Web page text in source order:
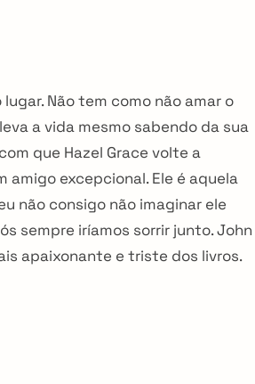
Não tem como não amar o
a vida mesmo sabendo da sua
que Hazel Grace volte a
amigo excepcional. Ele é aquela
não consigo não imaginar ele
sempre iríamos sorrir junto. John
apaixonante e triste dos livros.